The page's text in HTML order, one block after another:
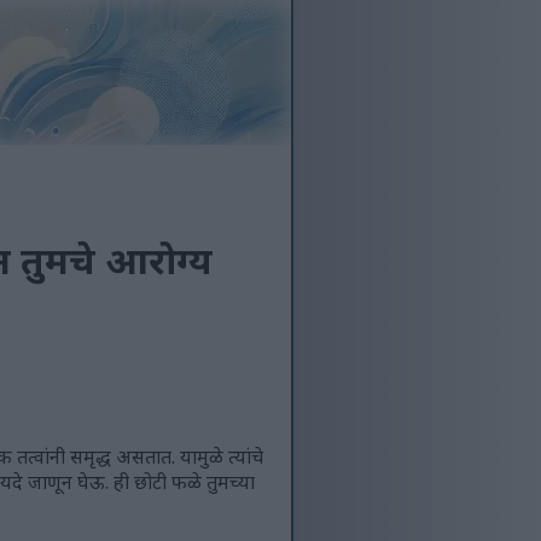
तुमचे आरोग्य
तत्वांनी समृद्ध असतात. यामुळे त्यांचे
जाणून घेऊ. ही छोटी फळे तुमच्या